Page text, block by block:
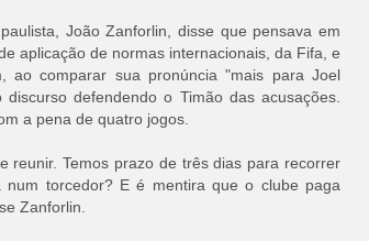
João Zanforlin, disse que pensava em
aplicação de normas internacionais, da Fifa, e
comparar sua pronúncia "mais para Joel
defendendo o Timão das acusações.
a pena de quatro jogos.
reunir. Temos prazo de três dias para recorrer
torcedor? E é mentira que o clube paga
Zanforlin.